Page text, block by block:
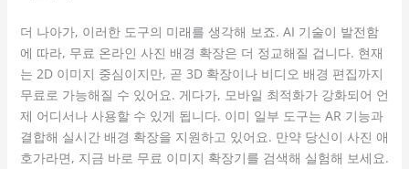
더 나아가, 이러한 도구의 미래를 생각해 보죠. AI 기술이 발전함
에 따라, 무료 온라인 사진 배경 확장은 더 정교해질 겁니다. 현재
는 2D 이미지 중심이지만, 곧 3D 확장이나 비디오 배경 편집까지
무료로 가능해질 수 있어요. 게다가, 모바일 최적화가 강화되어 언
제 어디서나 사용할 수 있게 됩니다. 이미 일부 도구는 AR 기능과
결합해 실시간 배경 확장을 지원하고 있어요. 만약 당신이 사진 애
호가라면, 지금 바로 무료 이미지 확장기를 검색해 실험해 보세요.